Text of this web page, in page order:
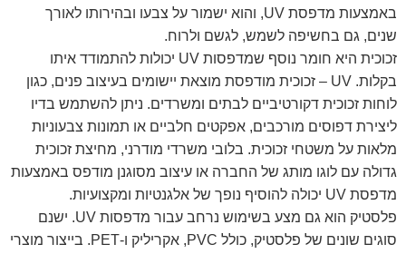
באמצעות מדפסת UV, והוא ישמור על צבעו ובהירותו לאורך
שנים, גם בחשיפה לשמש, לגשם ולרוח.
זכוכית היא חומר נוסף שמדפסות UV יכולות להתמודד איתו
בקלות. UV – זכוכית מודפסת מוצאת יישומים בעיצוב פנים, כגון
לוחות זכוכית דקורטיביים לבתים ומשרדים. ניתן להשתמש בדיו
ליצירת דפוסים מורכבים, אפקטים חלביים או תמונות צבעוניות
מלאות על משטחי זכוכית. בלובי משרדי מודרני, מחיצת זכוכית
גדולה עם לוגו מותג של החברה או עיצוב מסוגנן מודפס באמצעות
מדפסת UV יכולה להוסיף נופך של אלגנטיות ומקצועיות.
פלסטיק הוא גם מצע בשימוש נרחב עבור מדפסות UV. ישנם
סוגים שונים של פלסטיק, כולל PVC, אקריליק ו-PET. בייצור מוצרי